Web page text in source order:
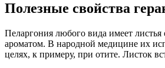
Полезные свойства
Пеларгония любого вида имеет
ароматом. В народной медицине их
целях, к примеру, при отите. Листок